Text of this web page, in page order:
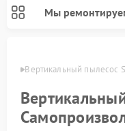
Мы
Вертикальный пылесос